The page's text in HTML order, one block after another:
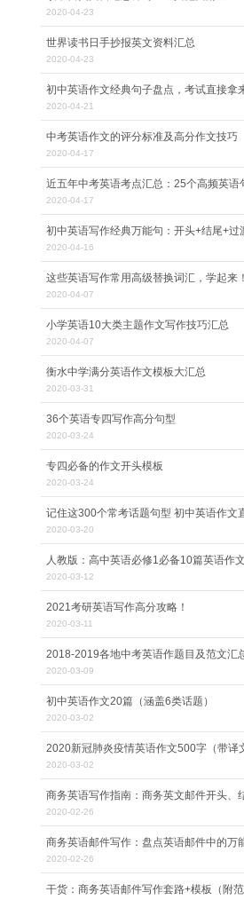
2020-04-23
世界读书日手抄报英文资料汇总
2020-04-23
初中英语作文经典句子盘点，考试直接拿
2020-04-21
中考英语作文的评分标准及高分作文技巧
2020-04-17
近五年中考英语考点汇总：25个高频英语
2020-04-17
初中英语写作经典万能句：开头+结尾+过
2020-04-16
这些英语写作常用高级替换词汇，学起来！
2020-04-07
小学英语10大类主题作文写作技巧汇总
2020-04-07
衡水中学满分英语作文模板大汇总
2020-03-31
36个英语专四写作高分句型
2020-03-24
专四必备的作文开头模板
2020-03-24
记住这300个常考话题句型 初中英语作文
2020-03-20
人教版：高中英语必修1必备10篇英语作
2020-03-12
2021考研英语写作高分攻略！
2020-03-11
2018-2019各地中考英语作题目及范文汇
2020-03-09
初中英语作文20篇（涵盖6类话题）
2020-03-02
2020新冠肺炎疫情英语作文500字（带译
2020-03-02
商务英语写作指南：商务英文邮件开头、
2020-02-26
商务英语邮件写作：盘点英语邮件中的万
2020-02-26
干货：商务英语邮件写作套路+模板（附范